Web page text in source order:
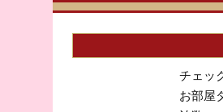
チェッ
お部屋